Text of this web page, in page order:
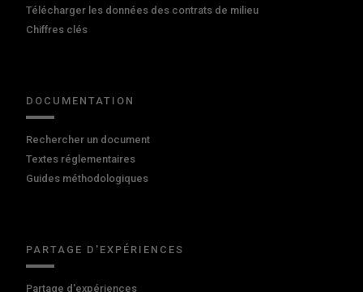
Télécharger les données des contrats de milieu
Chiffres clés
DOCUMENTATION
Rechercher un document
Textes réglementaires
Guides méthodologiques
PARTAGE D'EXPÉRIENCES
Partage d'expériences